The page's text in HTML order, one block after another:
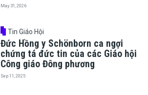
May 31, 2026
Tin Giáo Hội
Đức Hồng y Schönborn ca ngợi
chứng tá đức tin của các Giáo hội
Công giáo Đông phương
Sep 11, 2025